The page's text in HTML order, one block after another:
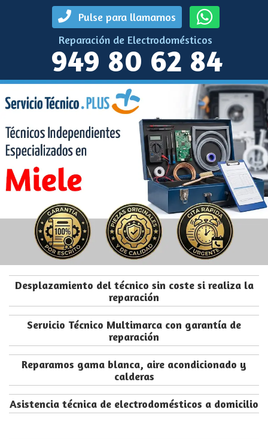
Pulse para llamarnos
Reparación de Electrodomésticos
949 80 62 84
Desplazamiento del técnico sin coste si realiza la
reparación
Servicio Técnico Multimarca con garantía de
reparación
Reparamos gama blanca, aire acondicionado y
calderas
Asistencia técnica de electrodomésticos a domicilio